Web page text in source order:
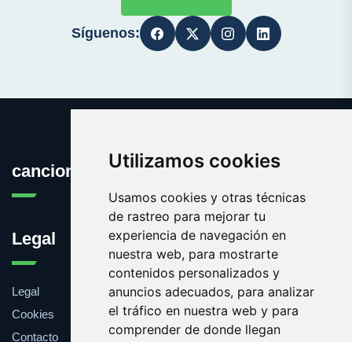
Utilizamos cookies
Usamos cookies y otras técnicas
de rastreo para mejorar tu
experiencia de navegación en
nuestra web, para mostrarte
contenidos personalizados y
anuncios adecuados, para analizar
el tráfico en nuestra web y para
comprender de donde llegan
Síguenos:
cancionesdelcine.com
Legal
Legal
Cookies
Contacto